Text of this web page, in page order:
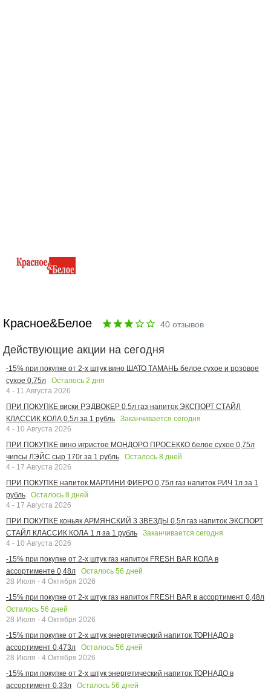
Красное&Белое 40 отзывов
Действующие акции на сегодня
-15% при покупке от 2-х штук вино ШАТО ТАМАНЬ белое сухое и розовое
сухое 0,75л
Осталось 2 дня
4 - 11 Августа 2026
ПРИ ПОКУПКЕ виски РЭДВОКЕР 0,5л газ напиток ЭКСПОРТ СТАЙЛ
КЛАССИК КОЛА 0,5л за 1 рубль
Заканчивается сегодня
4 - 10 Августа 2026
ПРИ ПОКУПКЕ вино игристое МОНДОРО ПРОСЕККО белое сухое 0,75л
чипсы ЛЭЙС сыр 170г за 1 рубль
Осталось 8 дней
4 - 17 Августа 2026
ПРИ ПОКУПКЕ напиток МАРТИНИ ФИЕРО 0,75л газ напиток РИЧ 1л за 1
рубль
Осталось 8 дней
4 - 17 Августа 2026
ПРИ ПОКУПКЕ коньяк АРМЯНСКИЙ 3 ЗВЕЗДЫ 0,5л газ напиток ЭКСПОРТ
СТАЙЛ КЛАССИК КОЛА 1 л за 1 рубль
Заканчивается сегодня
4 - 10 Августа 2026
-15% при покупке от 2-х штук газ напиток FRESH BAR КОЛА в
ассортименте 0,48л
Осталось 56 дней
28 Июля - 4 Октября 2026
-15% при покупке от 2-х штук газ напиток FRESH BAR в ассортимент 0,48л
Осталось 56 дней
28 Июля - 4 Октября 2026
-15% при покупке от 2-х штук энергетический напиток ТОРНАДО в
ассортимент 0,473л
Осталось 56 дней
28 Июля - 4 Октября 2026
-15% при покупке от 2-х штук энергетический напиток ТОРНАДО в
ассортимент 0,33л
Осталось 56 дней